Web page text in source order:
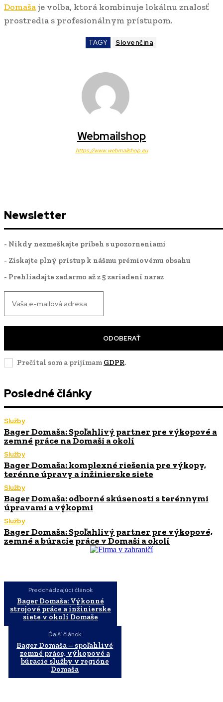
Domašaje volba, ktorá kombinuje lokálnu znalosť
prostredia s profesionálnym prístupom.
TAGY Slovenčina
Webmailshop
https://www.webmailshop.eu
Newsletter
- Nikdy nezmeškajte príbeh s upozorneniami
- Získajte plný prístup k nášmu prémiovému obsahu
- Prehliadajte zadarmo až z 5 zariadení naraz
ODOBERAŤ
Prečítal som a prijímam GDPR.
Posledné články
Služby
Bager Domaša: Spoľahlivý partner pre výkopové a
zemné práce na Domaši a okolí
Služby
Bager Domaša: komplexné riešenia pre výkopy,
terénne úpravy a inžinierske siete
Služby
Bager Domaša: odborné skúsenosti s terénnymi
úpravami a výkopmi
Služby
Bager Domaša: Spoľahlivý partner pre výkopové,
zemné a búracie práce v Domaši a okolí
Predchádzajúci článok
Bager Domaša: Výkonné
strojové práce a inžinierske
siete v okolí Domaše
Ďalší článok
Bager Domaša – spoľahlivé
zemné práce, výkopové a
búracie služby v regióne
Domaša